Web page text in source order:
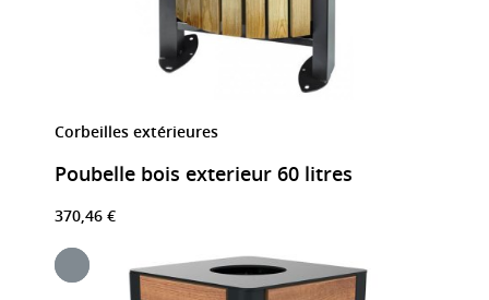
Corbeilles extérieures
Poubelle bois exterieur 60 litres
370,46 €